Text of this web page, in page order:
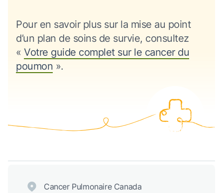
Pour en savoir plus sur la mise au point
d’un plan de soins de survie, consultez
« Votre guide complet sur le cancer du
poumon ».
Cancer Pulmonaire Canada